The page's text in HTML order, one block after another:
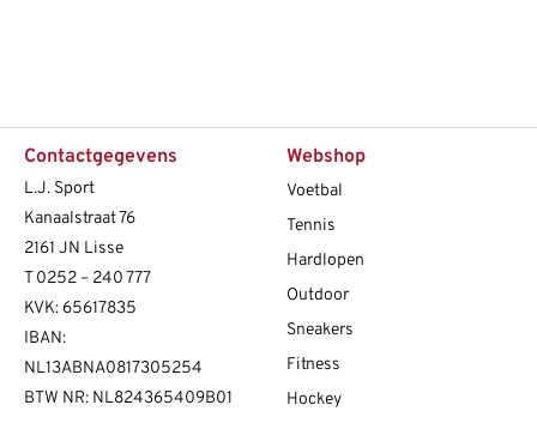
Contactgegevens
L.J. Sport
Kanaalstraat 76
2161 JN Lisse
T 0252 – 240 777
KVK: 65617835
IBAN:
NL13ABNA0817305254
BTW NR: NL824365409B01
Webshop
Voetbal
Tennis
Hardlopen
Outdoor
Sneakers
Fitness
Hockey